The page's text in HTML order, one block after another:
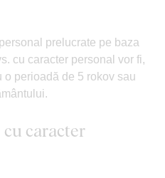
prelucrate pe baza
cu caracter personal vor fi,
perioadă de 5 rokov sau
caracter